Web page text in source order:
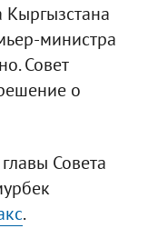
министра
Совет
о
Совета
.